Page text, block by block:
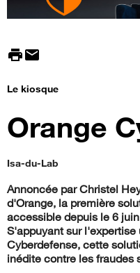
printmail
Le kiosque
Orange
Isa-du-Lab
Annoncée par Christel
d'Orange, la première
accessible depuis le 6
S'appuyant sur l'expertise
Cyberdefense, cette
inédite contre les fraudes